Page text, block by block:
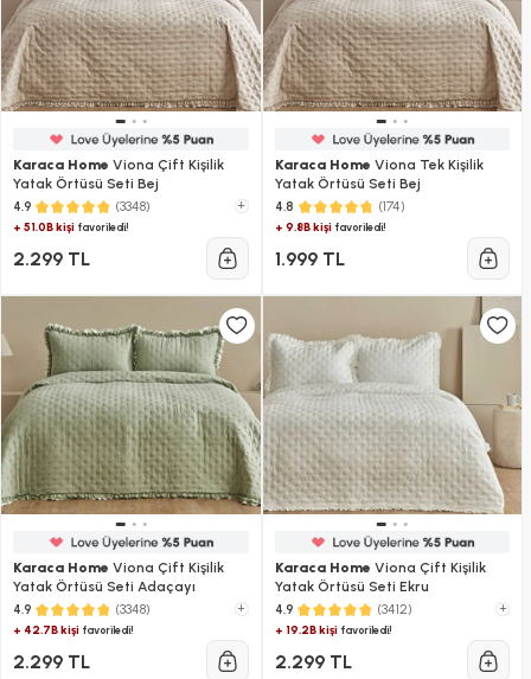
Karaca Home Viona Çift Kişilik
Yatak Örtüsü Seti Bej
4.9 (3348)
+
+ 51.0B kişi favoriledi!
2.299 TL
Karaca Home Viona Tek Kişilik
Yatak Örtüsü Seti Bej
4.8 (174)
+ 9.8B kişifavoriledi!
1.999 TL
Karaca Home Viona Çift Kişilik
Yatak Örtüsü Seti Adaçayı
4.9 (3348)
+
+ 42.7B kişi favoriledi!
2.299 TL
Karaca Home Viona Çift Kişilik
Yatak Örtüsü Seti Ekru
4.9 (3412)
+
+ 19.2B kişifavoriledi!
2.299 TL